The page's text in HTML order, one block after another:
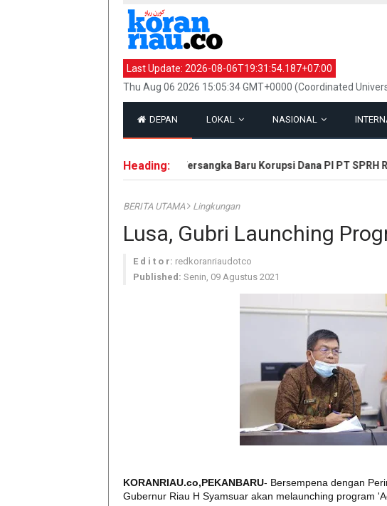
Last Update: 2026-08-06T19:31:54.187+07:00
Thu Aug 06 2026 15:05:34 GMT+0000 (Coordinated
DEPAN LOKAL NASIONAL
Heading:
Kejati Riau Tetapkan 9 Tersangka Baru Korupsi Dana PI PT SPRH
BERITA UTAMA Lingkungan
Lusa, Gubri Launching
E d i t o r: redkoranriaudotco
Published: Senin, 09 Agustus 2021
KORANRIAU.co,PEKANBARU- Bersempena dengan
Gubernur Riau H Syamsuar akan melaunching program